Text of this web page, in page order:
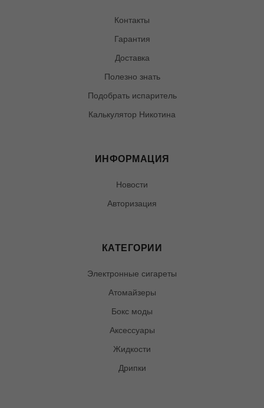
Контакты
Гарантия
Доставка
Полезно знать
Подобрать испаритель
Калькулятор Никотина
ИНФОРМАЦИЯ
Новости
Авторизация
КАТЕГОРИИ
Электронные сигареты
Атомайзеры
Бокс моды
Аксессуары
Жидкости
Дрипки